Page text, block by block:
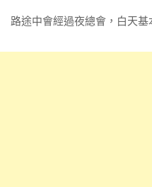
路途中會經過夜總會，白天基